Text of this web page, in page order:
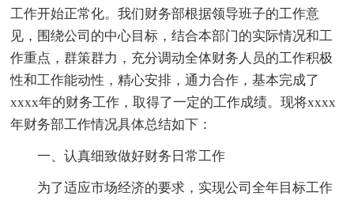
工作开始正常化。我们财务部根据领导班子的工作意
见，围绕公司的中心目标，结合本部门的实际情况和工
作重点，群策群力，充分调动全体财务人员的工作积极
性和工作能动性，精心安排，通力合作，基本完成了
xxxx年的财务工作，取得了一定的工作成绩。现将xxxx
年财务部工作情况具体总结如下：
一、认真细致做好财务日常工作
为了适应市场经济的要求，实现公司全年目标工作